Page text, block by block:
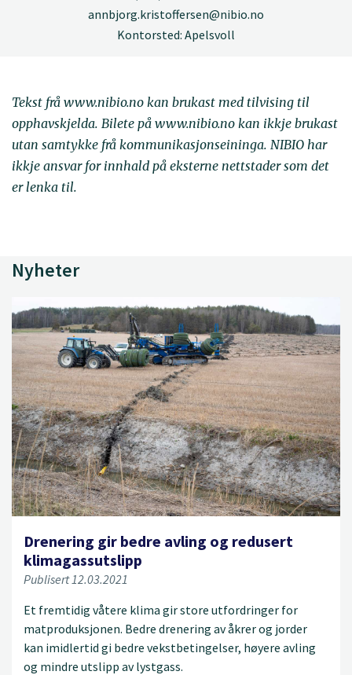
annbjorg.kristoffersen@nibio.no
Kontorsted: Apelsvoll
Tekst frå www.nibio.no kan brukast med tilvising til
opphavskjelda. Bilete på www.nibio.no kan ikkje brukast
utan samtykke frå kommunikasjonseininga. NIBIO har
ikkje ansvar for innhald på eksterne nettstader som det
er lenka til.
Nyheter
Drenering gir bedre avling og redusert
klimagassutslipp
Publisert 12.03.2021
Et fremtidig våtere klima gir store utfordringer for
matproduksjonen. Bedre drenering av åkrer og jorder
kan imidlertid gi bedre vekstbetingelser, høyere avling
og mindre utslipp av lystgass.